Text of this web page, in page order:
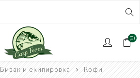
(0)
Бивак и екипировка Кофи